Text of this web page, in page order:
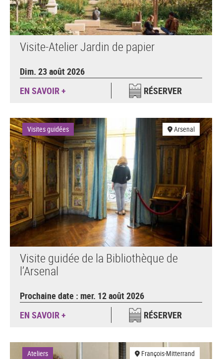
Visite-Atelier Jardin de papier
Dim. 23 août 2026
EN SAVOIR +
RÉSERVER
Visites guidées Arsenal
Visite guidée de la Bibliothèque de
l’Arsenal
Prochaine date : mer. 12 août 2026
EN SAVOIR +
RÉSERVER
Ateliers François-Mitterrand